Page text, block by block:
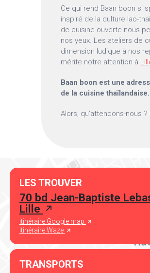
Ce qui rend Baan boon si
inspiré de la culture lao-
de cuisine ouverte nous
nos yeux. Les ateliers de
dimension ludique à nos
mérite notre attention à
Baan boon est une
de la cuisine thaïlandaise.
Alors, qu’attendons-nous
LES TROUVER
70 bd Jean-Baptiste
Lille
itinéraire Google map
itinéraire Waze
TRANSPORTS